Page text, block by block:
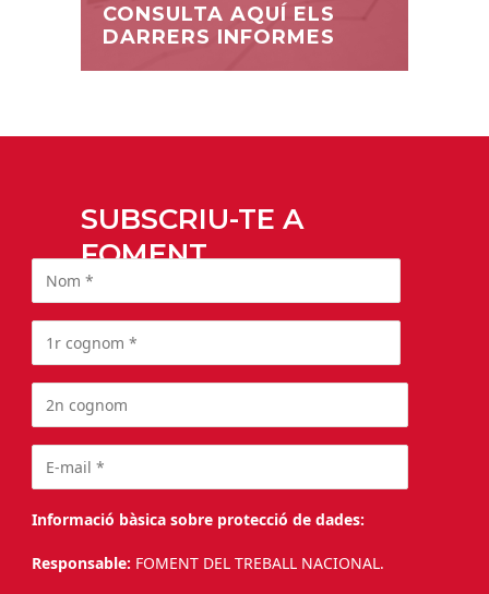
CONSULTA AQUÍ ELS
DARRERS INFORMES
SUBSCRIU-TE A
FOMENT
Informació bàsica sobre protecció de dades:
Responsable: FOMENT DEL TREBALL NACIONAL.